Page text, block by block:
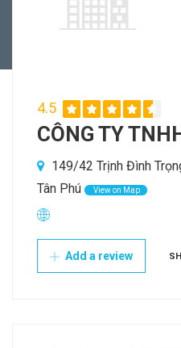
4.5
CÔNG TY
149/42 Trịnh Đình
Tân Phú
View on Map
Add a review